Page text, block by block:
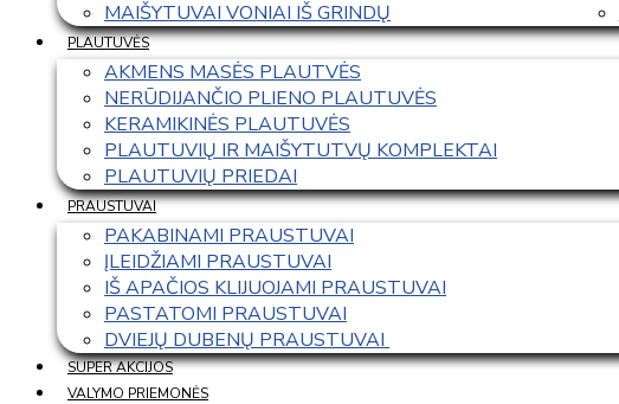
MAIŠYTUVAI VONIAI IŠ GRINDŲ
PLAUTUVĖS
AKMENS MASĖS PLAUTVĖS
NERŪDIJANČIO PLIENO PLAUTUVĖS
KERAMIKINĖS PLAUTUVĖS
PLAUTUVIŲ IR MAIŠYTUTVŲ KOMPLEKTAI
PLAUTUVIŲ PRIEDAI
PRAUSTUVAI
PAKABINAMI PRAUSTUVAI
ĮLEIDŽIAMI PRAUSTUVAI
IŠ APAČIOS KLIJUOJAMI PRAUSTUVAI
PASTATOMI PRAUSTUVAI
DVIEJŲ DUBENŲ PRAUSTUVAI
SUPER AKCIJOS
VALYMO PRIEMONĖS